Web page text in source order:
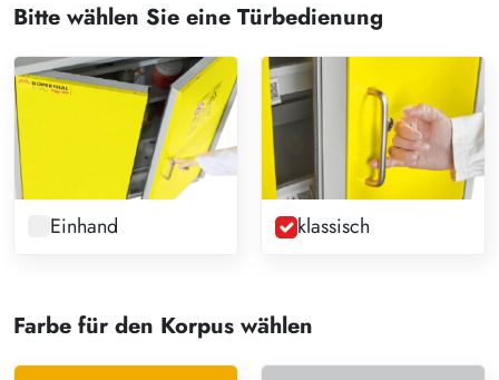
Bitte wählen Sie eine Türbedienung
Einhand klassisch
Farbe für den Korpus wählen